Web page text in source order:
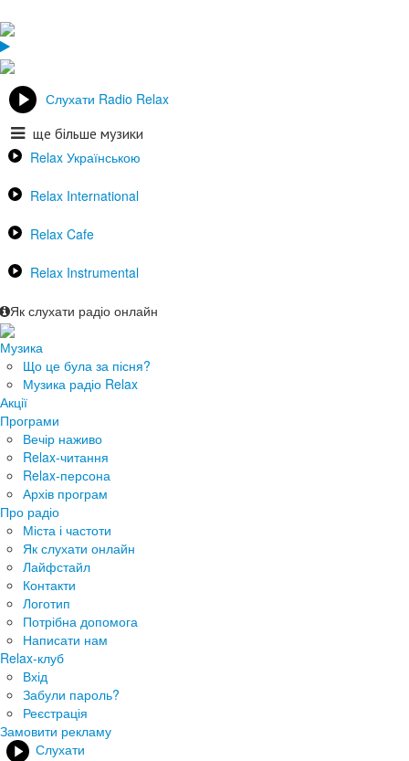
Слухати Radio Relax
ще більше музики
Relax Українською
Relax International
Relax Cafe
Relax Instrumental
Як слухати радіо онлайн
Музика
Що це була за пісня?
Музика радіо Relax
Акції
Програми
Вечір наживо
Relax-читання
Relax-персона
Архів програм
Про радіо
Міста і частоти
Як слухати онлайн
Лайфстайл
Контакти
Логотип
Потрібна допомога
Написати нам
Relax-клуб
Вхід
Забули пароль?
Реєстрація
Замовити рекламу
Слухати